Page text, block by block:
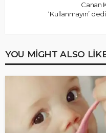
Canan
‘Kullanmayın’
YOU MIGHT ALSO